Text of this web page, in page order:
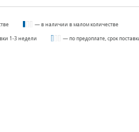
— в наличии в малом количестве
1-3 недели — по предоплате, срок